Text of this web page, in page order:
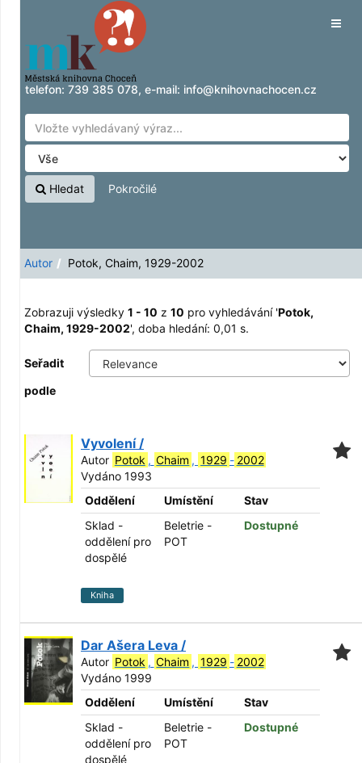
Zobrazuji výsledky1 - 10
Přeskočit na obsah
telefon: 739 385 078, e-mail: info@knihovnachocen.cz
Hledat Pokročilé
Autor Potok, Chaim, 1929-2002
Zobrazuji výsledky 1 - 10 z 10 pro vyhledávání 'Potok,
Chaim, 1929-2002', doba hledání: 0,01 s.
Seřadit
podle
Vyvolení /
Autor Potok , Chaim , 1929 - 2002
Vydáno 1993
Oddělení
Umístění
Stav
Sklad -
oddělení pro
dospělé
Beletrie -
POT
Dostupné
Kniha
Dar Ašera Leva /
Autor Potok , Chaim , 1929 - 2002
Vydáno 1999
Oddělení
Umístění
Stav
Sklad -
oddělení pro
dospělé
Beletrie -
POT
Dostupné